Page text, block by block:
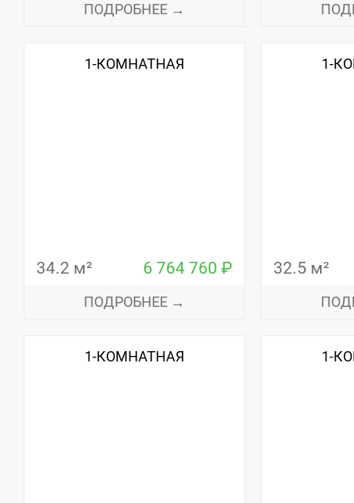
ПОДРОБНЕЕ →
1-КОМНАТНАЯ
34.2 м² 6 764 760 ₽
ПОДРОБНЕЕ →
1-
32.5 м²
1-КОМНАТНАЯ 1-